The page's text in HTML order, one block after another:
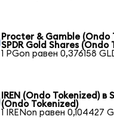
Procter & Gamble (Ondo
SPDR Gold Shares (Ondo
1 PGon равен 0,376158
IREN (Ondo Tokenized) в
(Ondo Tokenized)
1 IRENon равен 0,104427